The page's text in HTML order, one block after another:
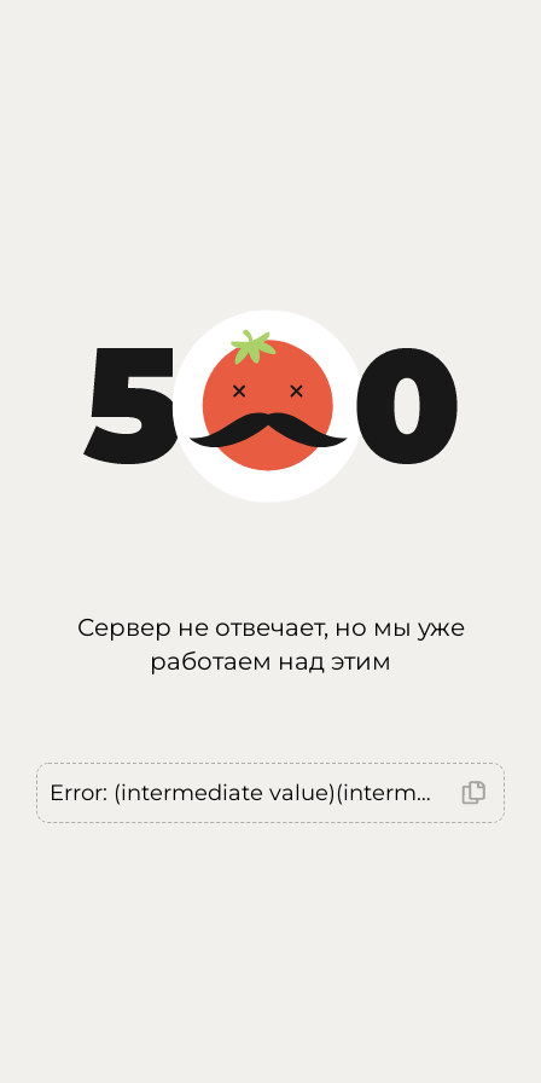
Сервер не отвечает, но мы уже
работаем над этим
Error: (intermediate value)(intermediate value)(intermediate value).replaceAll is not a function